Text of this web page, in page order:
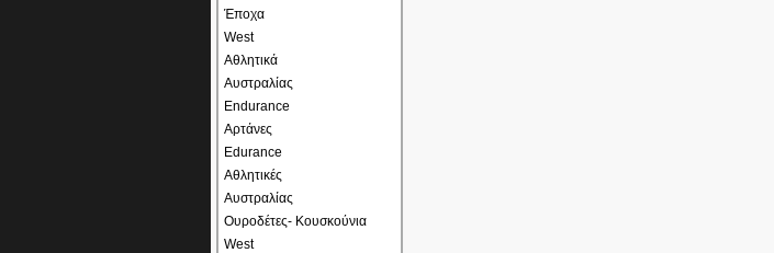
Έποχα
West
Αθλητικά
Αυστραλίας
Endurance
Αρτάνες
Edurance
Αθλητικές
Αυστραλίας
Ουροδέτες- Κουσκούνια
West